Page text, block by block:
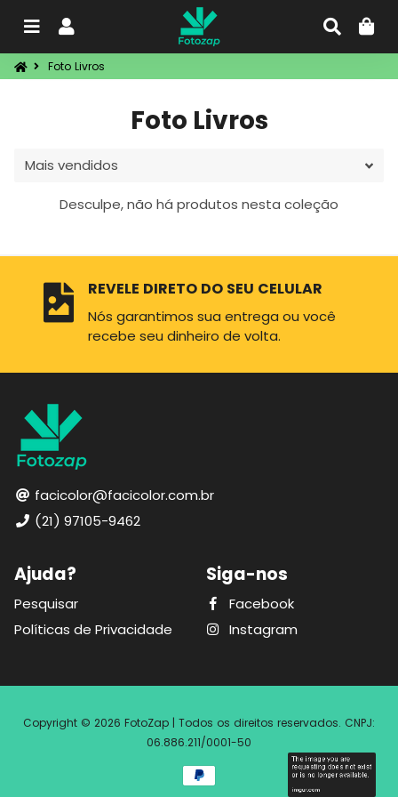
Menu
Foto Livros
Foto Livros
Desculpe, não há produtos nesta coleção
REVELE DIRETO DO SEU CELULAR
Nós garantimos sua entrega ou você
recebe seu dinheiro de volta.
facicolor@facicolor.com.br
(21) 97105-9462
Ajuda?
Pesquisar
Políticas de Privacidade
Siga-nos
Facebook
Instagram
Copyright © 2026 FotoZap | Todos os direitos reservados. CNPJ:
06.886.211/0001-50
Shopify
Debutify